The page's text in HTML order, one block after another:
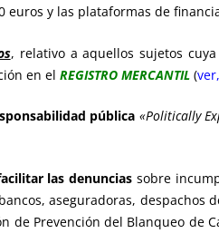
euros y las plataformas de
, relativo a aquellos sujetos
en el REGISTRO MERCANTIL (
pública «Politically
las denuncias sobre
aseguradoras,
de Prevención del Blanqueo de